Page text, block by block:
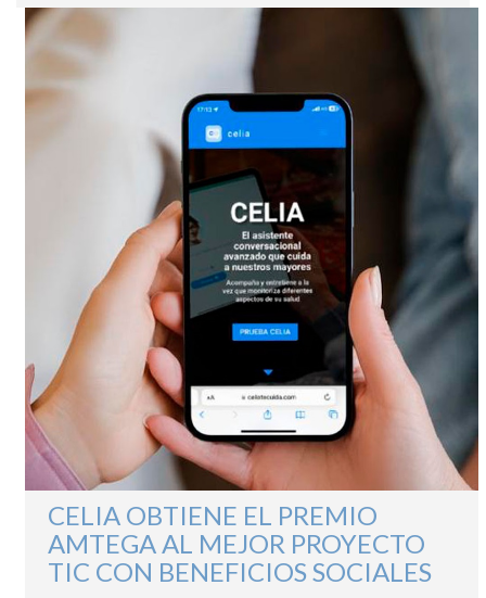
CELIA OBTIENE EL PREMIO
AMTEGA AL MEJOR PROYECTO
TIC CON BENEFICIOS SOCIALES